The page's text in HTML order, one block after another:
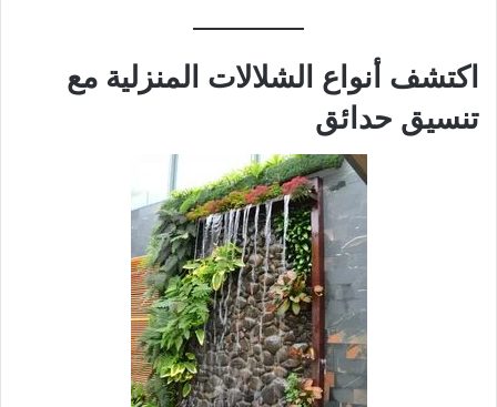
اكتشف أنواع الشلالات المنزلية مع
تنسيق حدائق